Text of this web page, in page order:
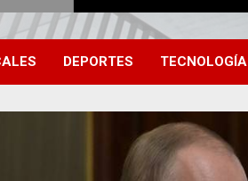
News HN
DEPORTES TECNOLOGÍA